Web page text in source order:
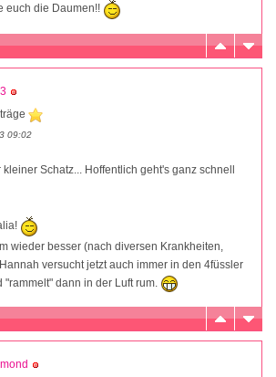
euch die Daumen!!
09:02
Schatz... Hoffentlich geht's ganz schnell
wieder besser (nach diversen Krankheiten,
versucht jetzt auch immer in den 4füssler
"rammelt" dann in der Luft rum.